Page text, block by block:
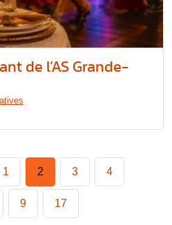
de l’AS Grande-
1 2 3 4
9 17